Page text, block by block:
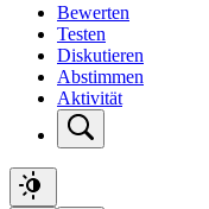
Bewerten
Testen
Diskutieren
Abstimmen
Aktivität